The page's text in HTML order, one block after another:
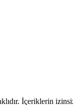
İçeriklerin